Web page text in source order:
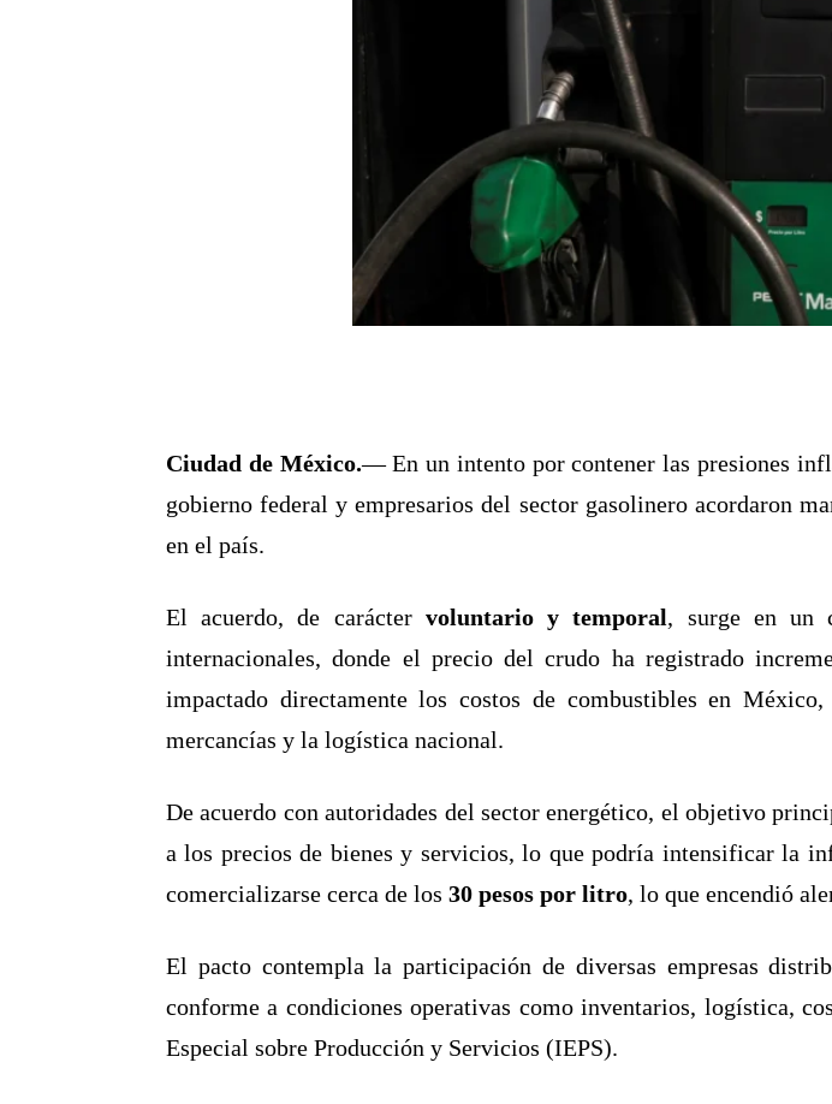
Ciudad de México.— En un intento por contener las presiones
gobierno federal y empresarios del sector gasolinero acordaron
en el país.
El acuerdo, de carácter voluntario y temporal, surge en un
internacionales, donde el precio del crudo ha registrado
impactado directamente los costos de combustibles en
mercancías y la logística nacional.
De acuerdo con autoridades del sector energético, el objetivo
a los precios de bienes y servicios, lo que podría intensificar la
comercializarse cerca de los 30 pesos por litro, lo que encendió
El pacto contempla la participación de diversas empresas
conforme a condiciones operativas como inventarios, logística,
Especial sobre Producción y Servicios (IEPS).